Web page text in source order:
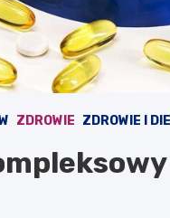
ZDROWIE ZDROWIE I